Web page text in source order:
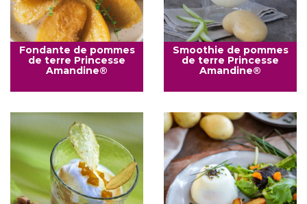
Fondante de pommes
de terre Princesse
Amandine®
Smoothie de pommes
de terre Princesse
Amandine®